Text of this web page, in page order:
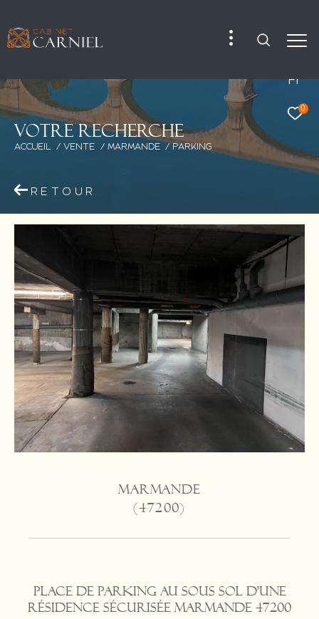
Fr
0
Votre recherche
ACCUEIL VENTE MARMANDE PARKING
RETOUR
MARMANDE
(47200)
Place de parking au sous sol d'une
résidence sécurisée Marmande 47200